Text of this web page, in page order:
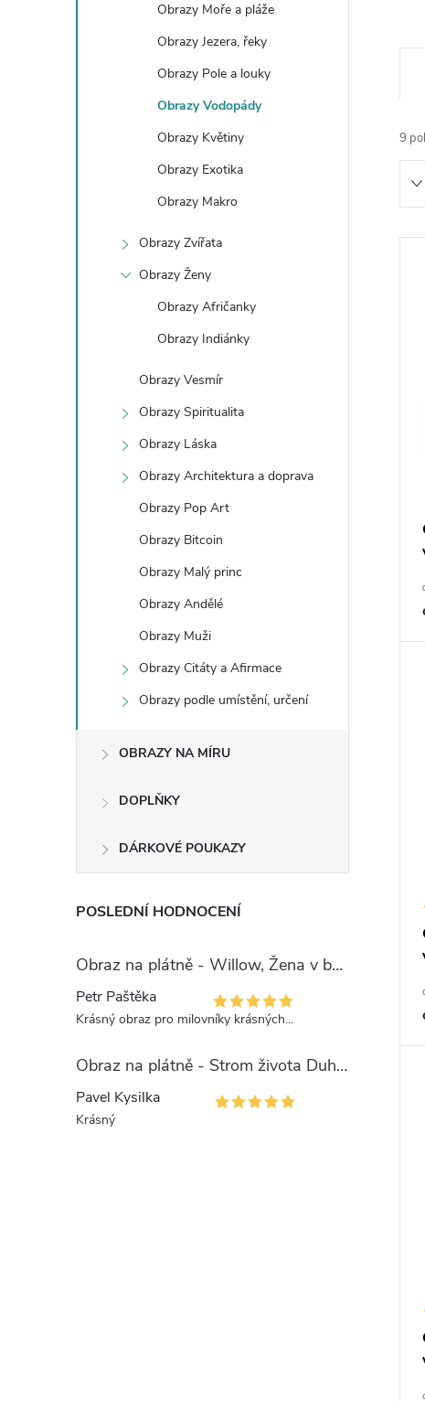
Obrazy Moře a pláže
Obrazy Jezera, řeky
Obrazy Pole a louky
Obrazy Vodopády
Obrazy Květiny
Obrazy Exotika
Obrazy Makro
Obrazy Zvířata
Obrazy Ženy
Obrazy Afričanky
Obrazy Indiánky
Obrazy Vesmír
Obrazy Spiritualita
Obrazy Láska
Obrazy Architektura a doprava
Obrazy Pop Art
Obrazy Bitcoin
Obrazy Malý princ
Obrazy Andělé
Obrazy Muži
Obrazy Citáty a Afirmace
Obrazy podle umístění, určení
OBRAZY NA MÍRU
DOPLŇKY
DÁRKOVÉ POUKAZY
POSLEDNÍ HODNOCENÍ
Obraz na plátně - Willow, Žena v boho stylu
Petr Paštěka
Krásný obraz pro milovníky krásných...
Obraz na plátně - Strom života Duhová esence
Pavel Kysilka
Krásný
a
z
e
n
9